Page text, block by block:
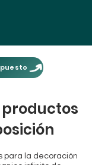
productos
para la decoración